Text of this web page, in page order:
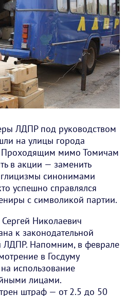
ЛДПР под руководством
на улицы города
мимо Томичам
в акции — заменить
синонимами
успешно справлялся
с символикой партии.
Николаевич
к законодательной
ЛДПР. Напомним, в феврале
в Госдуму
использование
лицами.
штраф — от 2.5 до 50